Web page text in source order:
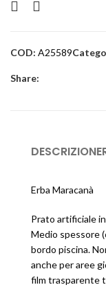
COD: A25589
Share:
DESCRIZIONE
Erba Maracanà
Prato artificiale
Medio spessore
bordo piscina.
anche per aree
film trasparente